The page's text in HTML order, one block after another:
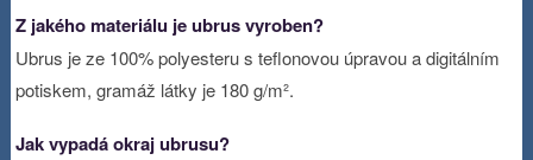
Z jakého materiálu je ubrus vyroben?
Ubrus je ze 100% polyesteru s teflonovou úpravou a digitálním
potiskem, gramáž látky je 180 g/m².
Jak vypadá okraj ubrusu?